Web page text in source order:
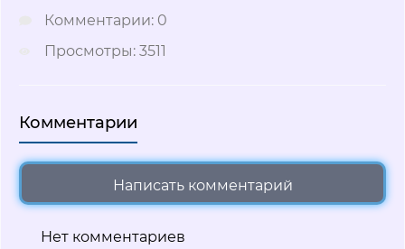
Комментарии: 0
Просмотры: 3511
Комментарии
Написать комментарий
Нет комментариев